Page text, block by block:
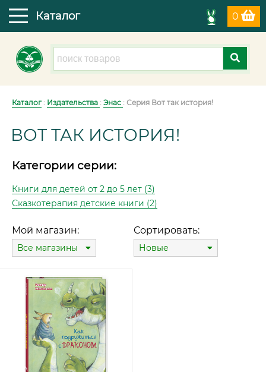
0
Каталог
Каталог: Издательства : Энас : Серия Вот так история!
ВОТ ТАК ИСТОРИЯ!
Категории серии:
Книги для детей от 2 до 5 лет (3)
Сказкотерапия детские книги (2)
Мой магазин:
Все магазины
Сортировать:
Новые